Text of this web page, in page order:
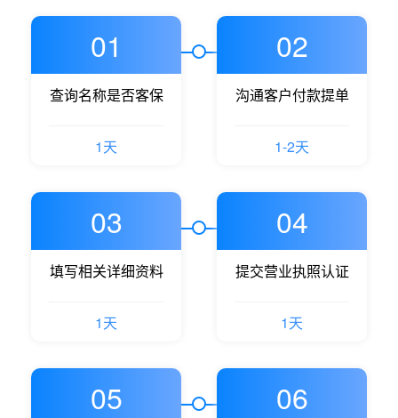
01
查询名称是否客保
1天
02
沟通客户付款提单
1-2天
03
填写相关详细资料
1天
04
提交营业执照认证
1天
05 06